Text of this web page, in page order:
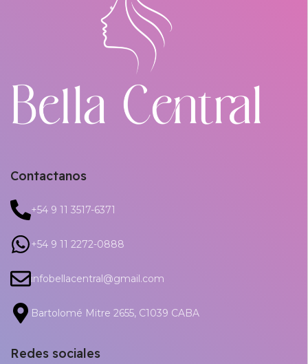
Contactanos
+54 9 11 3517-6371
+54 9 11 2272-0888
infobellacentral@gmail.com
Bartolomé Mitre 2655, C1039 CABA
Redes sociales